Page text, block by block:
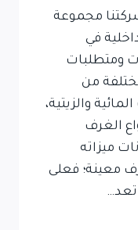
مجموعة
في
ومتطلبات
من
والزيتية،
الغرف
ميزاته
معينة؛ فعلى
تعد…